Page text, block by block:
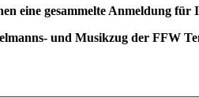
eine gesammelte Anmeldung für
und Musikzug der FFW